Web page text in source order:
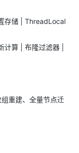
存储 | ThreadLocal
计算 | 布隆过滤器 |
重建、全量节点迁